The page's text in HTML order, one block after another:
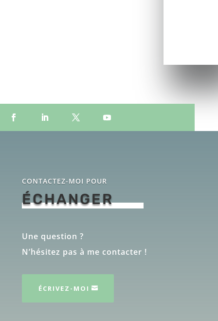
CONTACTEZ-MOI POUR
ÉCHANGER
Une question ?
N’hésitez pas à me contacter !
ÉCRIVEZ-MOI